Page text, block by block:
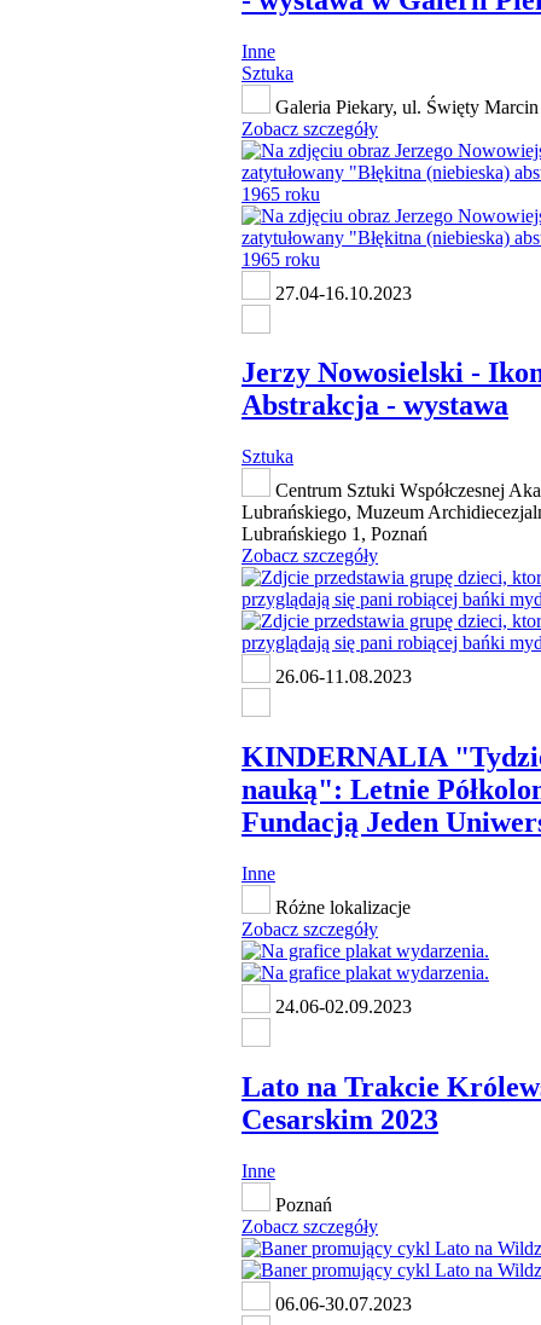
Inne
Sztuka
Galeria Piekary, ul. Święty
Zobacz szczegóły
27.04-16.10.2023
Jerzy Nowosielski -
Abstrakcja - wystawa
Sztuka
Centrum Sztuki Współczesnej
Lubrańskiego, Muzeum
Lubrańskiego 1, Poznań
Zobacz szczegóły
26.06-11.08.2023
KINDERNALIA
nauką": Letnie
Fundacją Jeden
Inne
Różne lokalizacje
Zobacz szczegóły
24.06-02.09.2023
Lato na Trakcie
Cesarskim 2023
Inne
Poznań
Zobacz szczegóły
06.06-30.07.2023